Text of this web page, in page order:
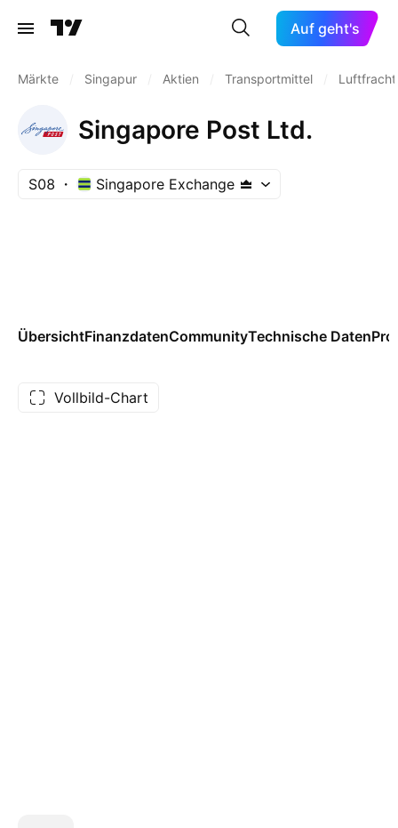
Auf geht's
Märkte Singapur Aktien Transportmittel
Singapore Post Ltd.
S08 Singapore Exchange
ÜbersichtFinanzdatenCommunityTechnische Daten
Vollbild-Chart